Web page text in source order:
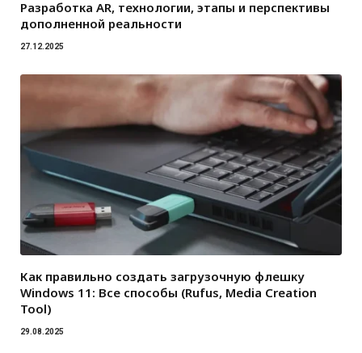
Разработка AR, технологии, этапы и перспективы
дополненной реальности
27.12.2025
Как правильно создать загрузочную флешку
Windows 11: Все способы (Rufus, Media Creation
Tool)
29.08.2025